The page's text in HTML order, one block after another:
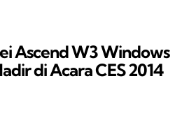
Ascend W3 Windows
di Acara CES 2014